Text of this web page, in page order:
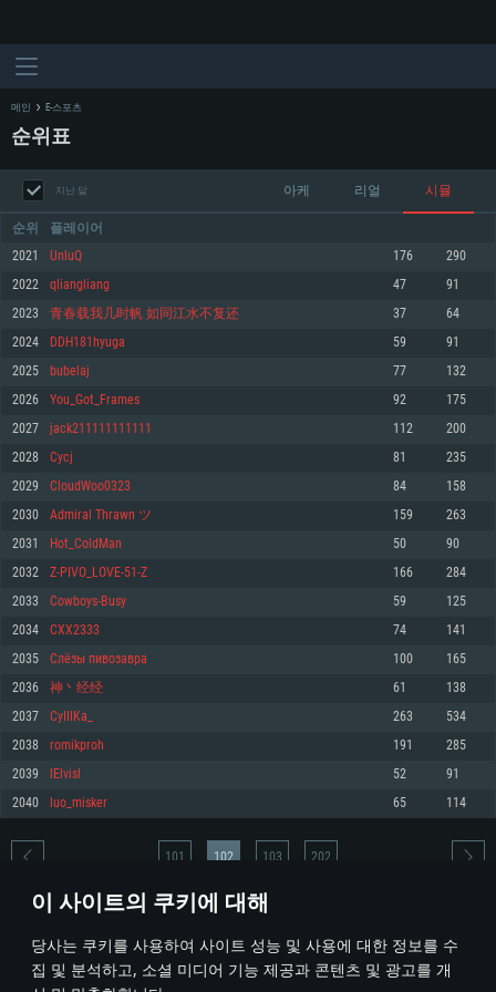
이 사이트의 쿠키에 대해
당사는 쿠키를 사용하여 사이트 성능 및 사용에 대한 정보를 수
집 및 분석하고, 소셜 미디어 기능 제공과 콘텐츠 및 광고를 개
시스템 요구사항
최소사양
운영체제: Windows 10 (64 bit)
프로세서: 2.2 GHz 듀얼코어 이상
메모리: 4GB
그래픽 카드: DirectX 11 이상을 지원하는 AMD Radeon 77XX / NVIDIA
GeForce GT 660. 최소 사양 해상도: 720p
네트워크: 브로드밴드 인터넷
여유 저장 공간: 22.1 GB (최소 클라이언트)
권장 사양
570 혹은 그 이상
여유 저장 공간: 62.2 GB (전체 클라이언트)
최소사양
운영체제: Mac OS Big Sur 11.0
프로세서: 최소 2.2 GHz의 Core i5 (Intel Xeon 은 지원하지 않습니다)
메모리: 6 GB
그래픽 카드: Metal 을 지원하는 Intel Iris Pro 5200 (Mac), 혹은 이와 비슷한 성
능을 가지는 Mac 버전의 AMD/Nvidia. 최소 해상도: 720p
네트워크: 브로드밴드 인터넷
여유 저장 공간: 22.1 GB (최소 클라이언트)
권장 사양
네트워크: 브로드밴드 인터넷
여유 저장 공간: 62.2 GB (전체 클라이언트)
최소사양
운영체제: 64bit Linux 중 최신 버전
프로세서: 2.4 GHz 듀얼코어
메모리: 4 GB
그래픽 카드: Vulkan 을 지원하고, 최신 그래픽 드라이버를 지원하는 NVIDIA
660 (6개월 미만) 혹은 그와 동급의 성능을 가지며 최신 그래픽 드라이버를 지
원하는 AMD (6개월 미만; 최소사양 지원 해상도 720p)
네트워크: 브로드밴드 인터넷
여유 저장 공간: 22.1 GB (최소 클라이언트)
권장 사양
운영체제: Ubuntu 20.04 64bit
프로세서: Intel Core i7
메모리: 16 GB
그래픽 카드: Vulkan 을 지원하고, 최신 그래픽 드라이버를 지원하는 NVIDIA
1060 (6개월 미만) 혹은 그와 동급의 성능을 가지며 최신 그래픽 드라이버를
지원하는 AMD RX 570 (6개월 미만; 최소사양 지원 해상도 720p) 이상
여유 저장 공간: 62.2 GB (전체 클라이언트)
메인 E-스포츠
순위표
지난 달 아케 리얼 시뮬
순위 플레이어
2021 UnluQ 176 290
2022 qliangliang 47 91
2023 青春载我几时帆 如同江水不复还 37 64
2024 DDH181hyuga 59 91
2025 bubelaj 77 132
2026 You_Got_Frames 92 175
2027 jack211111111111 112 200
2028 Cycj 81 235
2029 CloudWoo0323 84 158
2030 Admiral Thrawn ツ 159 263
2031 Hot_ColdMan 50 90
2032 Z-PIVO_LOVE-51-Z 166 284
2033 Cowboys-Busy 59 125
2034 CXX2333 74 141
2035 Слёзы пивозавра 100 165
2036 神丶经经 61 138
2037 CyIIIKa_ 263 534
2038 romikproh 191 285
2039 lElvisl 52 91
2040 luo_misker 65 114
* 순위표는 매일 1회 갱신됩니다
101 102 103 202